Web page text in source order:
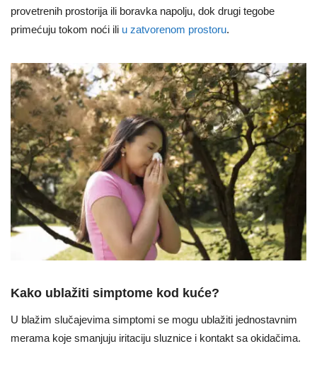
provetrenih prostorija ili boravka napolju, dok drugi tegobe
primećuju tokom noći ili u zatvorenom prostoru.
Kako ublažiti simptome kod kuće?
U blažim slučajevima simptomi se mogu ublažiti jednostavnim
merama koje smanjuju iritaciju sluznice i kontakt sa okidačima.